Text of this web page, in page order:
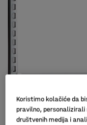
Koristimo kolačiće da
pravilno,
društvenih medija i